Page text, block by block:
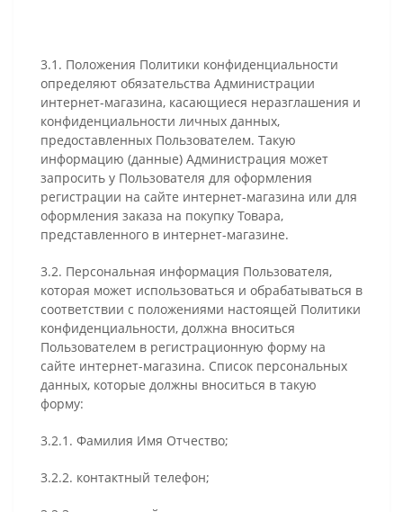
3.1. Положения Политики конфиденциальности
определяют обязательства Администрации
интернет-магазина, касающиеся неразглашения и
конфиденциальности личных данных,
предоставленных Пользователем. Такую
информацию (данные) Администрация может
запросить у Пользователя для оформления
регистрации на сайте интернет-магазина или для
оформления заказа на покупку Товара,
представленного в интернет-магазине.
3.2. Персональная информация Пользователя,
которая может использоваться и обрабатываться в
соответствии с положениями настоящей Политики
конфиденциальности, должна вноситься
Пользователем в регистрационную форму на
сайте интернет-магазина. Список персональных
данных, которые должны вноситься в такую
форму:
3.2.1. Фамилия Имя Отчество;
3.2.2. контактный телефон;